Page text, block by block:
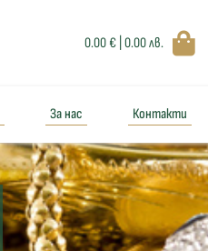
0.00 € | 0.00 лв.
За нас Контакти